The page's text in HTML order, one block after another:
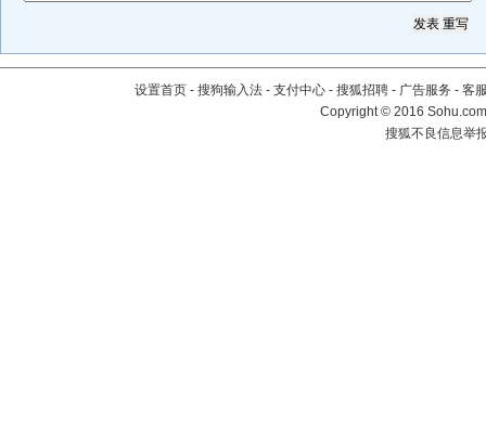
设置首页 - 搜狗输入法 - 支付中心 - 搜狐招聘 - 广告服务 - 客
Copyright©2016
搜狐不良信息举